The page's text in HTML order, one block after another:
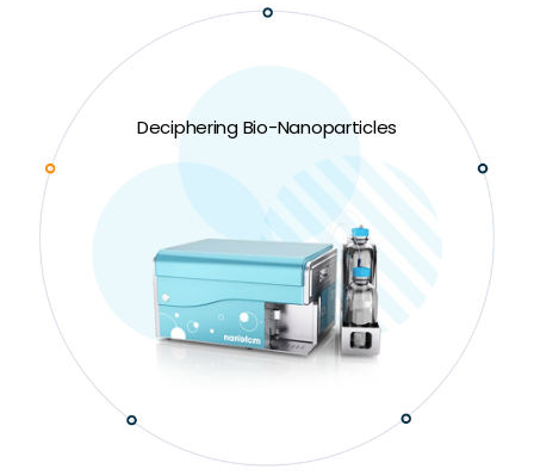
Deciphering Bio-Nanoparticles